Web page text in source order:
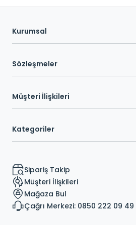
Kurumsal
Sözleşmeler
Müşteri İlişkileri
Kategoriler
Sipariş Takip
Müşteri İlişkileri
Mağaza Bul
Çağrı Merkezi: 0850 222 09 49